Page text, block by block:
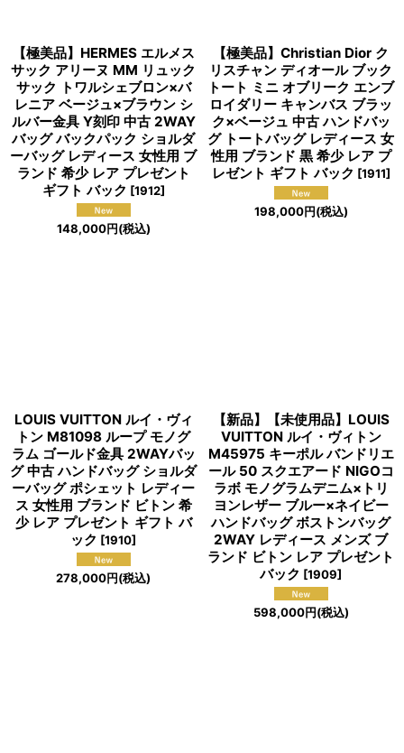
【極美品】HERMES エルメス
サック アリーヌ MM リュック
サック トワルシェブロン×バ
レニア ベージュ×ブラウン シ
ルバー金具 Y刻印 中古 2WAY
バッグ バックパック ショルダ
ーバッグ レディース 女性用 ブ
ランド 希少 レア プレゼント
ギフト バック [1912]
148,000円(税込)
【極美品】Christian Dior ク
リスチャン ディオール ブック
トート ミニ オブリーク エンブ
ロイダリー キャンバス ブラッ
ク×ベージュ 中古 ハンドバッ
グ トートバッグ レディース 女
性用 ブランド 黒 希少 レア プ
レゼント ギフト バック [1911]
198,000円(税込)
LOUIS VUITTON ルイ・ヴィ
トン M81098 ループ モノグ
ラム ゴールド金具 2WAYバッ
グ 中古 ハンドバッグ ショルダ
ーバッグ ポシェット レディー
ス 女性用 ブランド ビトン 希
少 レア プレゼント ギフト バ
ック [1910]
278,000円(税込)
【新品】【未使用品】LOUIS
VUITTON ルイ・ヴィトン
M45975 キーポル バンドリエ
ール 50 スクエアード NIGOコ
ラボ モノグラムデニム×トリ
ヨンレザー ブルー×ネイビー
ハンドバッグ ボストンバッグ
2WAY レディース メンズ ブ
ランド ビトン レア プレゼント
バック [1909]
598,000円(税込)